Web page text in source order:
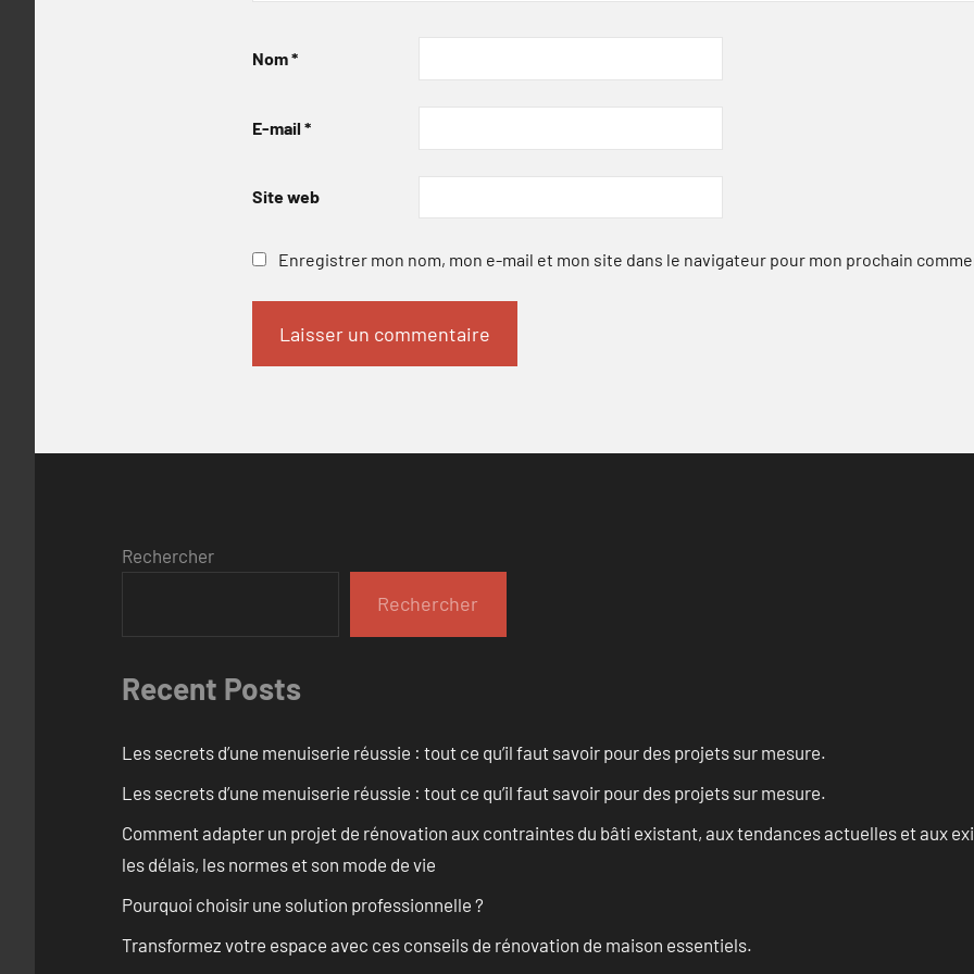
Nom*
E-mail *
Site web
Enregistrer mon nom, mon e-mail et mon site dans le navigateur pour mon prochain
Rechercher
Rechercher
Recent Posts
Les secrets d’une menuiserie réussie : tout ce qu’il faut savoir pour des projets sur mesure.
Les secrets d’une menuiserie réussie : tout ce qu’il faut savoir pour des projets sur mesure.
Comment adapter un projet de rénovation aux contraintes du bâti existant, aux tendances actuelles et aux
les délais, les normes et son mode de vie
Pourquoi choisir une solution professionnelle ?
Transformez votre espace avec ces conseils de rénovation de maison essentiels.